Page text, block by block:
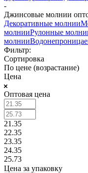
-
Джинсовые молнии
Декоративные молнии
молнииРулонные
молнии
Фильтр:
Сортировка
По цене (возрастание)
Цена
Оптовая цена
21.35
22.35
23.35
24.35
25.73
Цена за упаковку